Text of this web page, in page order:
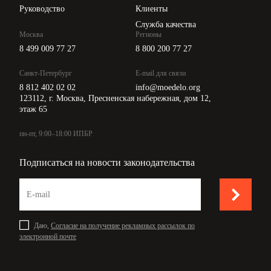
Руководство
Клиенты
Служба качества
Москва
8 499 009 77 27
Санкт-Петербург
8 812 402 02 02
Регионы
8 800 200 77 27
E-mail для связи
info@moedelo.org
123112, г. Москва, Пресненская набережная, дом 12,
этаж 65
пн-пт, 9:00–18:00 ИПБР
Подписаться на новости законодательства
Даю, Согласие на получение рекламных рассылок по
электронной почте